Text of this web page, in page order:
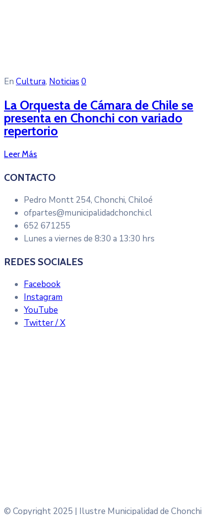
En Cultura‚ Noticias 0
La Orquesta de Cámara de Chile se
presenta en Chonchi con variado
repertorio
Leer Más
CONTACTO
Pedro Montt 254, Chonchi, Chiloé
ofpartes@municipalidadchonchi.cl
652 671255
Lunes a viernes de 8:30 a 13:30 hrs
REDES SOCIALES
Facebook
Instagram
YouTube
Twitter / X
© Copyright 2025 | Ilustre Municipalidad de Chonchi